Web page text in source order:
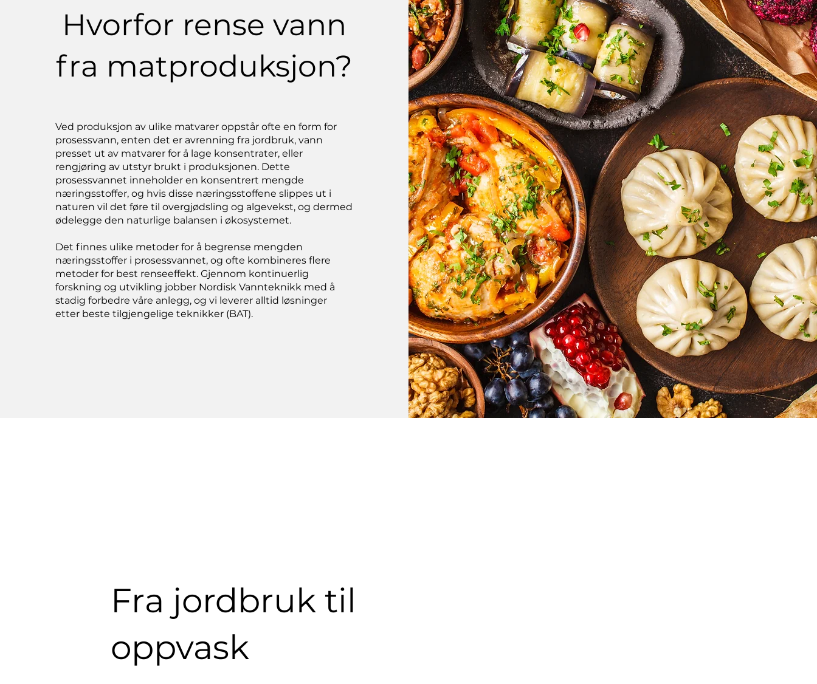
Hvorfor rense vann
fra matproduksjon?
Ved produksjon av ulike matvarer oppstår ofte en form for
prosessvann, enten det er avrenning fra jordbruk, vann
presset ut av matvarer for å lage konsentrater, eller
rengjøring av utstyr brukt i produksjonen. Dette
prosessvannet inneholder en konsentrert mengde
næringsstoffer, og hvis disse næringsstoffene slippes ut i
naturen vil det føre til overgjødsling og algevekst, og dermed
ødelegge den naturlige balansen i økosystemet.
Det finnes ulike metoder for å begrense mengden
næringsstoffer i prosessvannet, og ofte kombineres flere
metoder for best renseeffekt. Gjennom kontinuerlig
forskning og utvikling jobber Nordisk Vannteknikk med å
stadig forbedre våre anlegg, og vi leverer alltid løsninger
etter beste tilgjengelige teknikker (BAT).​
Fra jordbruk til
oppvask